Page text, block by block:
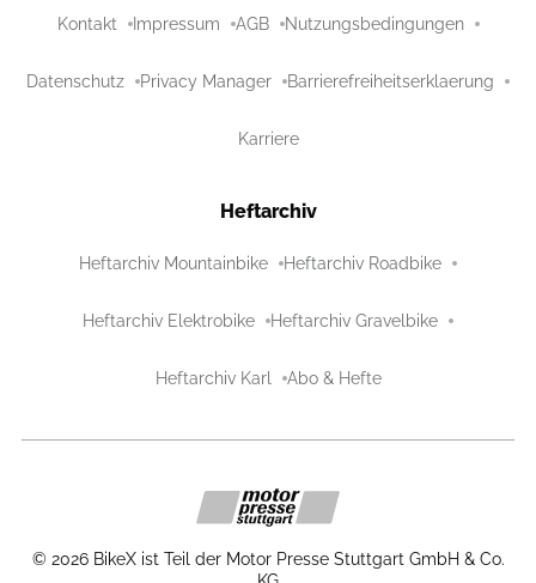
Kontakt Impressum AGB Nutzungsbedingungen
Datenschutz Privacy Manager Barrierefreiheitserklaerung
Karriere
Heftarchiv
Heftarchiv Mountainbike Heftarchiv Roadbike
Heftarchiv Elektrobike Heftarchiv Gravelbike
Heftarchiv Karl Abo & Hefte
© 2026 BikeX ist Teil der Motor Presse Stuttgart GmbH & Co.